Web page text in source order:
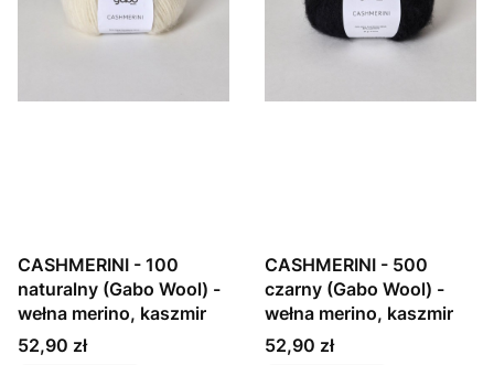
CASHMERINI - 100
naturalny (Gabo Wool) -
wełna merino, kaszmir
Cena
52,90 zł
CASHMERINI - 500
czarny (Gabo Wool) -
wełna merino, kaszmir
Cena
52,90 zł